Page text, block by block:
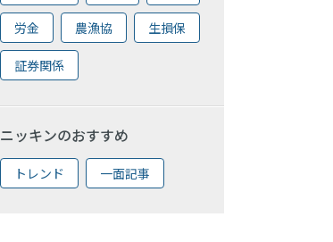
労金 農漁協 生損保
証券関係
ニッキンのおすすめ
トレンド 一面記事